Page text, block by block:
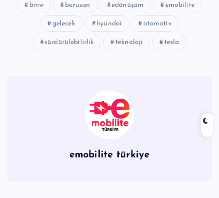
bmw borusan edönüşüm emobilite
gelecek hyundai otomotiv
sürdürülebilirlik teknoloji tesla
emobilite türkiye